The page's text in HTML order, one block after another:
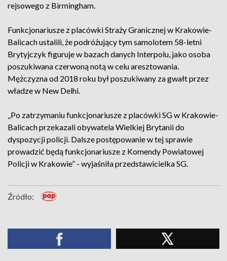
rejsowego z Birmingham.
Funkcjonariusze z placówki Straży Granicznej w Krakowie-
Balicach ustalili, że podróżujący tym samolotem 58-letni
Brytyjczyk figuruje w bazach danych Interpolu, jako osoba
poszukiwana czerwoną notą w celu aresztowania.
Mężczyzna od 2018 roku był poszukiwany za gwałt przez
władze w New Delhi.
„Po zatrzymaniu funkcjonariusze z placówki SG w Krakowie-
Balicach przekazali obywatela Wielkiej Brytanii do
dyspozycji policji. Dalsze postępowanie w tej sprawie
prowadzić będą funkcjonariusze z Komendy Powiatowej
Policji w Krakowie” - wyjaśniła przedstawicielka SG.
Źródło: